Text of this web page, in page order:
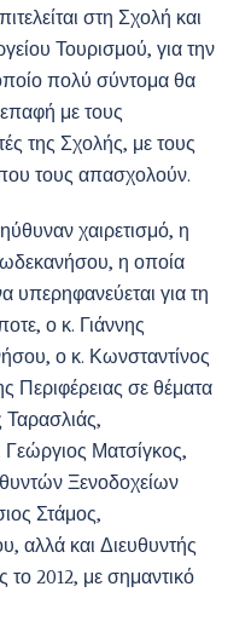
στη Σχολή και
Τουρισμού, για την
πολύ σύντομα θα
επαφή με τους
της Σχολής, με τους
τους απασχολούν.
χαιρετισμό, η
η οποία
υπερηφανεύεται για τη
ο κ. Γιάννης
ο κ. Κωνσταντίνος
Περιφέρειας σε θέματα
Ματσίγκος,
Ξενοδοχείων
Στάμος,
αλλά και Διευθυντής
2012, με σημαντικό